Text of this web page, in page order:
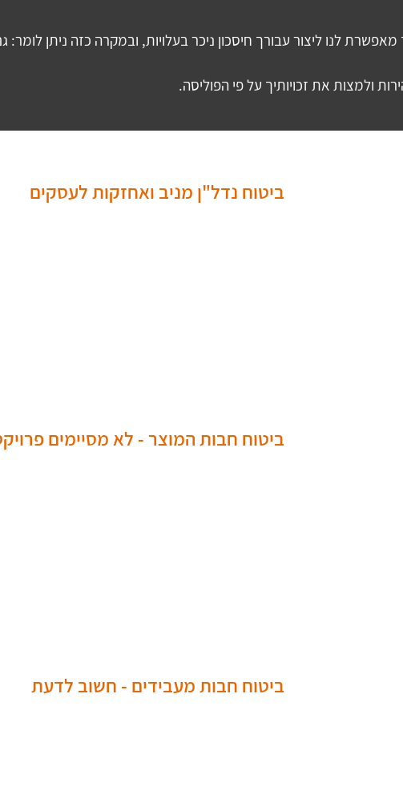
לנו ליצור עבורך חיסכון ניכר בעלויות, ובמקרה כזה ניתן לומר:
ולמצות את זכויותיך על פי הפוליסה.
ביטוח נדל"ן מניב ואחזקות לעסקים
ביטוח חבות המוצר - לא מסיימים
ביטוח חבות מעבידים - חשוב לדעת